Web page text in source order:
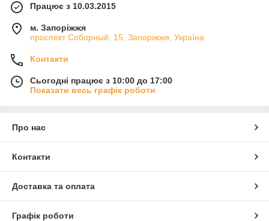
Працює з 10.03.2015
м. Запоріжжя
проспект Соборный, 15, Запоріжжя, Україна
Контакти
Сьогодні працює з 10:00 до 17:00
Показати весь графік роботи
Про нас
Контакти
Доставка та оплата
Графік роботи